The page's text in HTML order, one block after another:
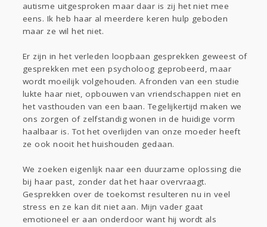
autisme uitgesproken maar daar is zij het niet mee
eens. Ik heb haar al meerdere keren hulp geboden
maar ze wil het niet.
Er zijn in het verleden loopbaan gesprekken geweest of
gesprekken met een psycholoog geprobeerd, maar
wordt moeilijk volgehouden. Afronden van een studie
lukte haar niet, opbouwen van vriendschappen niet en
het vasthouden van een baan. Tegelijkertijd maken we
ons zorgen of zelfstandig wonen in de huidige vorm
haalbaar is. Tot het overlijden van onze moeder heeft
ze ook nooit het huishouden gedaan.
We zoeken eigenlijk naar een duurzame oplossing die
bij haar past, zonder dat het haar overvraagt.
Gesprekken over de toekomst resulteren nu in veel
stress en ze kan dit niet aan. Mijn vader gaat
emotioneel er aan onderdoor want hij wordt als